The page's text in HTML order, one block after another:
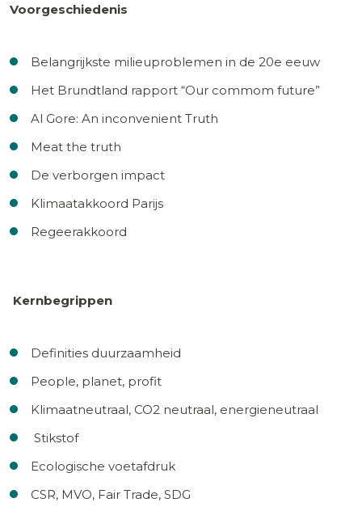
Voorgeschiedenis
Belangrijkste milieuproblemen in de 20e eeuw
Het Brundtland rapport “Our commom future”
Al Gore: An inconvenient Truth
Meat the truth
De verborgen impact
Klimaatakkoord Parijs
Regeerakkoord
Kernbegrippen
Definities duurzaamheid
People, planet, profit
Klimaatneutraal, CO2 neutraal, energieneutraal
Stikstof
Ecologische voetafdruk
CSR, MVO, Fair Trade, SDG